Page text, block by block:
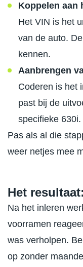
Koppelen aan
Het VIN is het
van de auto.
kennen.
Aanbrengen
Coderen is het
past bij de
specifieke 630i.
Pas als al die
weer netjes mee
Het
Na het inleren
voorramen
was verholpen.
op zonder